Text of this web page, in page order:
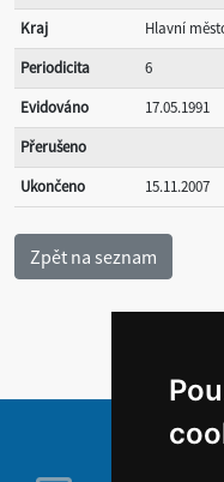
Kraj
Hlavní
Periodicita
6
Evidováno
17.05.1991
Přerušeno
Ukončeno
15.11.2007